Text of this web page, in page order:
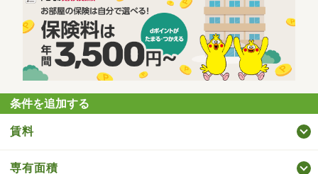
条件を追加する
賃料
専有面積